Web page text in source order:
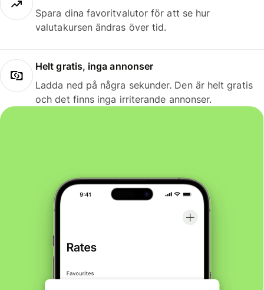
Spara dina favoritvalutor för att se hur
valutakursen ändras över tid.
Helt gratis, inga annonser
Ladda ned på några sekunder. Den är helt gratis
och det finns inga irriterande annonser.